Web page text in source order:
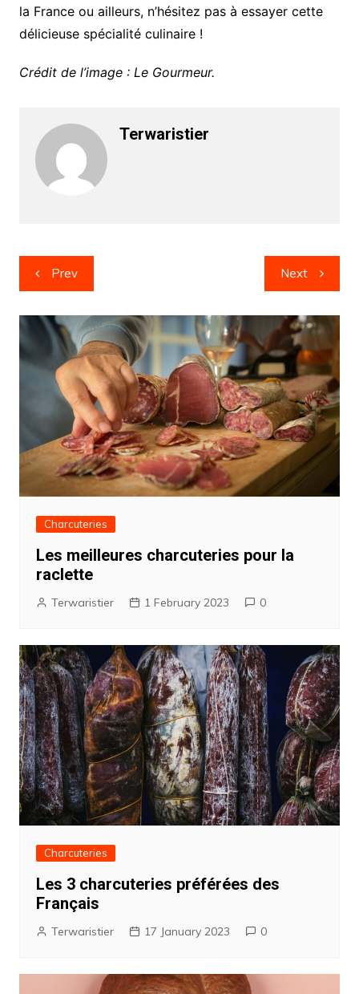
la France ou ailleurs, n’hésitez pas à essayer cette
délicieuse spécialité culinaire !
Crédit de l’image : Le Gourmeur.
Terwaristier
Post
navigation
Prev Next
Charcuteries
Les meilleures charcuteries pour la
raclette
Terwaristier 1 February 2023 0
Charcuteries
Les 3 charcuteries préférées des
Français
Terwaristier 17 January 2023 0